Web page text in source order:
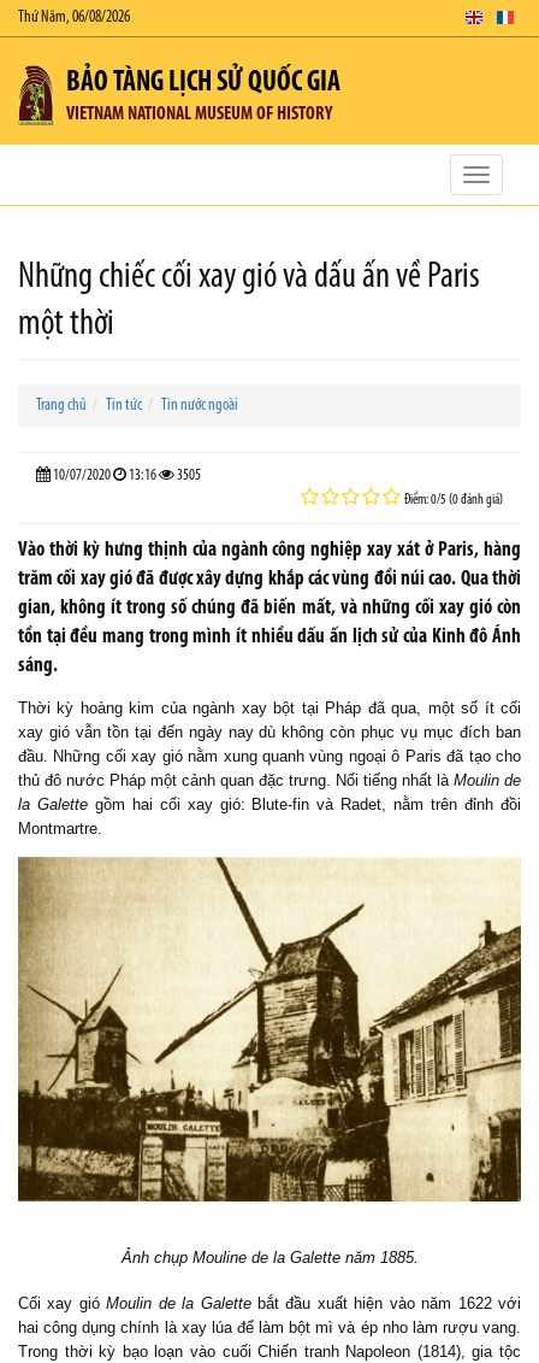
Thứ Năm, 06/08/2026
BẢO TÀNG LỊCH SỬ QUỐC GIA
VIETNAM NATIONAL MUSEUM OF HISTORY
Toggle
Những chiếc cối xay gió và dấu ấn về Paris
một thời
Trang chủ Tin tức Tin nước ngoài
10/07/2020 13:16 3505
Điểm: 0/5 (0 đánh giá)
Vào thời kỳ hưng thịnh của ngành công nghiệp xay xát ở Paris, hàng
trăm cối xay gió đã được xây dựng khắp các vùng đồi núi cao. Qua thời
gian, không ít trong số chúng đã biến mất, và những cối xay gió còn
tồn tại đều mang trong mình ít nhiều dấu ấn lịch sử của Kinh đô Ánh
sáng.
Thời kỳ hoàng kim của ngành xay bột tại Pháp đã qua, một số ít cối
xay gió vẫn tồn tại đến ngày nay dù không còn phục vụ mục đích ban
đầu. Những cối xay gió nằm xung quanh vùng ngoại ô Paris đã tạo cho
thủ đô nước Pháp một cảnh quan đặc trưng. Nổi tiếng nhất là Moulin de
la Galette gồm hai cối xay gió: Blute-fin và Radet, nằm trên đỉnh đồi
Montmartre.
Ảnh chụp Mouline de la Galette năm 1885.
Cối xay gióMoulin de la Galette bắt đầu xuất hiện vào năm 1622 với
hai công dụng chính là xay lúa để làm bột mì và ép nho làm rượu vang.
Trong thời kỳ bạo loạn vào cuối Chiến tranh Napoleon (1814), gia tộc